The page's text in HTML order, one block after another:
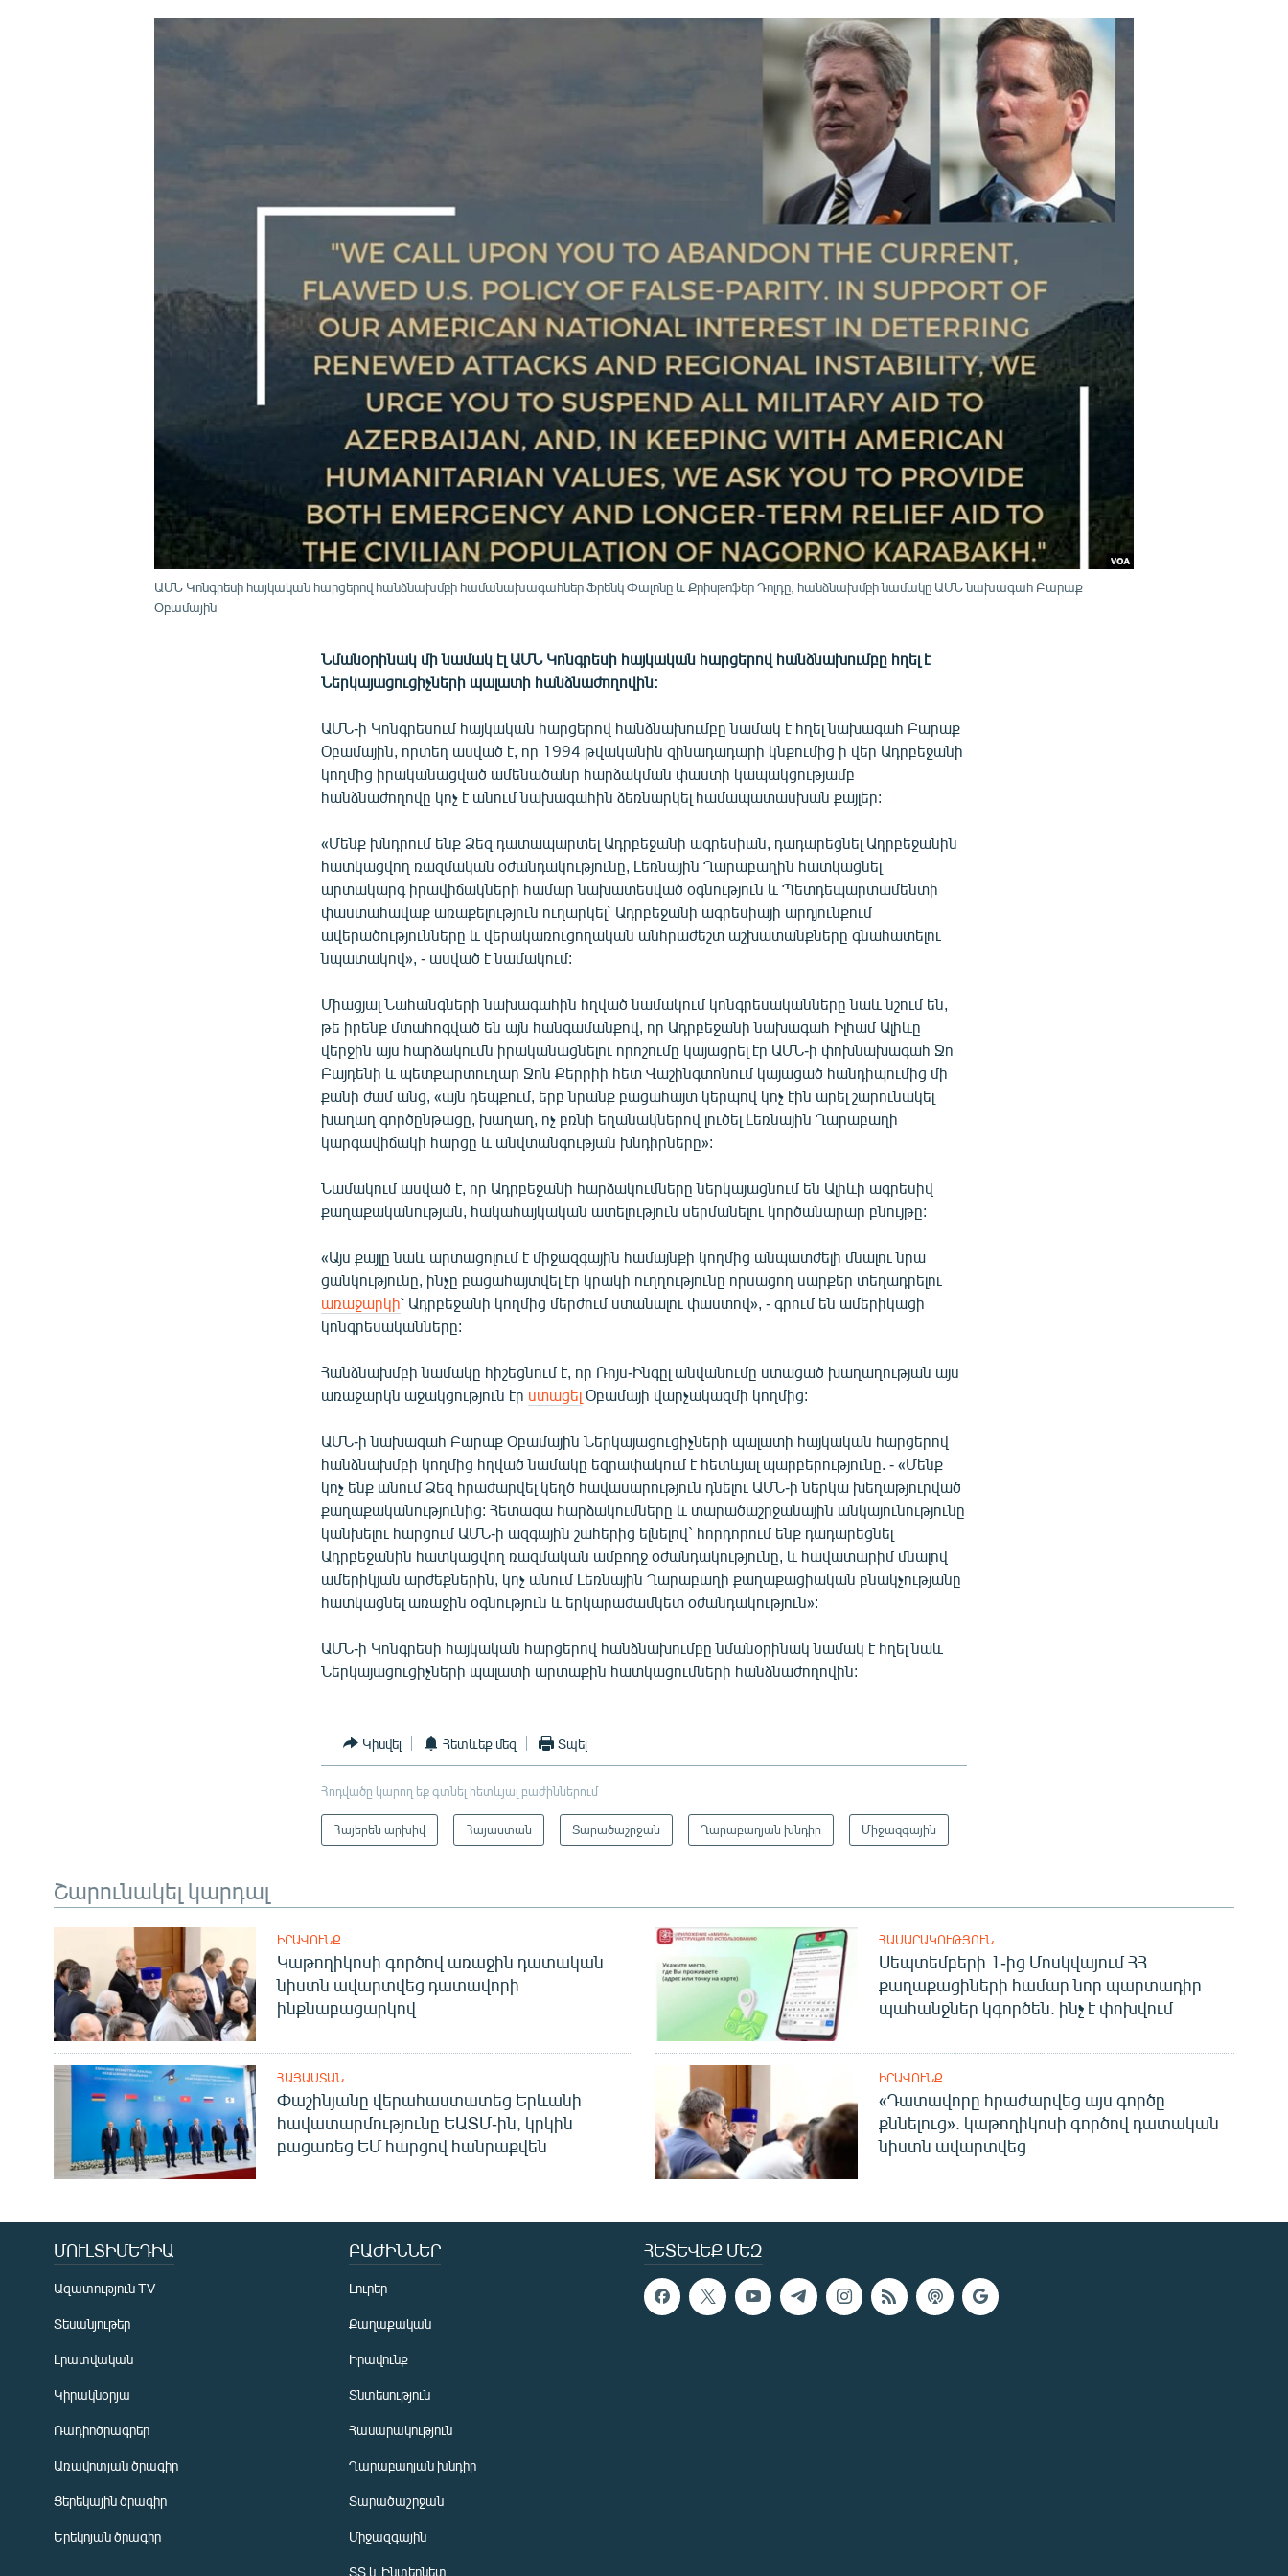
ՁԳՏԵԼՈՎ ԼԱՎԱԳՈՒՅՆԻՆ
ԱՄՆ Կոնգրեսի հայկական հարցերով հանձնախմբի համանախագահներ Ֆրենկ Փալոնը և Քրիսթոֆեր Դոլդը, հանձնախմբի նամակը ԱՄՆ նախագահ Բարաք
Օբամային
Նմանօրինակ մի նամակ էլ ԱՄՆ Կոնգրեսի հայկական հարցերով հանձնախումբը հղել է
Ներկայացուցիչների պալատի հանձնաժողովին:
ԱՄՆ-ի Կոնգրեսում հայկական հարցերով հանձնախումբը նամակ է հղել նախագահ Բարաք
Օբամային, որտեղ ասված է, որ 1994 թվականին զինադադարի կնքումից ի վեր Ադրբեջանի
կողմից իրականացված ամենածանր հարձակման փաստի կապակցությամբ
հանձնաժողովը կոչ է անում նախագահին ձեռնարկել համապատասխան քայլեր:
«Մենք խնդրում ենք Ձեզ դատապարտել Ադրբեջանի ագրեսիան, դադարեցնել Ադրբեջանին
հատկացվող ռազմական օժանդակությունը, Լեռնային Ղարաբաղին հատկացնել
արտակարգ իրավիճակների համար նախատեսված օգնություն և Պետդեպարտամենտի
փաստահավաք առաքելություն ուղարկել` Ադրբեջանի ագրեսիայի արդյունքում
ավերածությունները և վերակառուցողական անհրաժեշտ աշխատանքները գնահատելու
նպատակով», - ասված է նամակում:
Միացյալ Նահանգների նախագահին հղված նամակում կոնգրեսականները նաև նշում են,
թե իրենք մտահոգված են այն հանգամանքով, որ Ադրբեջանի նախագահ Իլհամ Ալիևը
վերջին այս հարձակումն իրականացնելու որոշումը կայացրել էր ԱՄՆ-ի փոխնախագահ Ջո
Բայդենի և պետքարտուղար Ջոն Քերրիի հետ Վաշինգտոնում կայացած հանդիպումից մի
քանի ժամ անց, «այն դեպքում, երբ նրանք բացահայտ կերպով կոչ էին արել շարունակել
խաղաղ գործընթացը, խաղաղ, ոչ բռնի եղանակներով լուծել Լեռնային Ղարաբաղի
կարգավիճակի հարցը և անվտանգության խնդիրները»:
Նամակում ասված է, որ Ադրբեջանի հարձակումները ներկայացնում են Ալիևի ագրեսիվ
քաղաքականության, հակահայկական ատելություն սերմանելու կործանարար բնույթը:
«Այս քայլը նաև արտացոլում է միջազգային համայնքի կողմից անպատժելի մնալու նրա
ցանկությունը, ինչը բացահայտվել էր կրակի ուղղությունը որսացող սարքեր տեղադրելու
առաջարկի՝ Ադրբեջանի կողմից մերժում ստանալու փաստով», - գրում են ամերիկացի
կոնգրեսականները:
Հանձնախմբի նամակը հիշեցնում է, որ Ռոյս-Ինգըլ անվանումը ստացած խաղաղության այս
առաջարկն աջակցություն էր ստացել Օբամայի վարչակազմի կողմից:
ԱՄՆ-ի նախագահ Բարաք Օբամային Ներկայացուցիչների պալատի հայկական հարցերով
հանձնախմբի կողմից հղված նամակը եզրափակում է հետևյալ պարբերությունը. - «Մենք
կոչ ենք անում Ձեզ հրաժարվել կեղծ հավասարություն դնելու ԱՄՆ-ի ներկա խեղաթյուրված
քաղաքականությունից: Հետագա հարձակումները և տարածաշրջանային անկայունությունը
կանխելու հարցում ԱՄՆ-ի ազգային շահերից ելնելով` հորդորում ենք դադարեցնել
Ադրբեջանին հատկացվող ռազմական ամբողջ օժանդակությունը, և հավատարիմ մնալով
ամերիկյան արժեքներին, կոչ անում Լեռնային Ղարաբաղի քաղաքացիական բնակչությանը
հատկացնել առաջին օգնություն և երկարաժամկետ օժանդակություն»:
ԱՄՆ-ի Կոնգրեսի հայկական հարցերով հանձնախումբը նմանօրինակ նամակ է հղել նաև
Ներկայացուցիչների պալատի արտաքին հատկացումների հանձնաժողովին:
Կիսվել Հետևեք մեզ Տպել
Հոդվածը կարող եք գտնել հետևյալ բաժիններում
Հայերեն արխիվ Հայաստան Տարածաշրջան Ղարաբաղյան խնդիր Միջազգային
Շարունակել կարդալ
ԻՐԱՎՈՒՆՔ
Կաթողիկոսի գործով առաջին դատական
նիստն ավարտվեց դատավորի
ինքնաբացարկով
ՀԱՍԱՐԱԿՈՒԹՅՈՒՆ
Սեպտեմբերի 1-ից Մոսկվայում ՀՀ
քաղաքացիների համար նոր պարտադիր
պահանջներ կգործեն. ինչ է փոխվում
ՀԱՅԱՍՏԱՆ
Փաշինյանը վերահաստատեց Երևանի
հավատարմությունը ԵԱՏՄ-ին, կրկին
բացառեց ԵՄ հարցով հանրաքվեն
ԻՐԱՎՈՒՆՔ
«Դատավորը հրաժարվեց այս գործը
քննելուց». կաթողիկոսի գործով դատական
նիստն ավարտվեց
ՀԵՏԵՎԵՔ ՄԵԶ
ՄՈՒԼՏԻՄԵԴԻԱ
Ազատություն TV
Տեսանյութեր
Լրատվական
Կիրակնօրյա
Ռադիոծրագրեր
Առավոտյան ծրագիր
Ցերեկային ծրագիր
Երեկոյան ծրագիր
ԲԱԺԻՆՆԵՐ
Լուրեր
Քաղաքական
Իրավունք
Տնտեսություն
Հասարակություն
Ղարաբաղյան խնդիր
Տարածաշրջան
Միջազգային
ՏՏ և Ինտերնետ